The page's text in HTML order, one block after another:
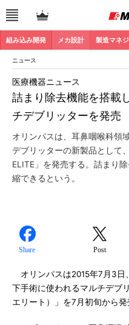
組み込み開発 メカ設計 製造マネ
ニュース
詰まり除去機能を搭載
チデブリッターを発売
医療機器ニュース
オリンパスは、耳鼻咽喉科領
デブリッターの新製品として
ELITE」を発売する。詰まり
縮できるという。
Share Post
オリンパスは2015年7月3日
下手術に使われるマルチデブ
エリート）」を7月初旬から発